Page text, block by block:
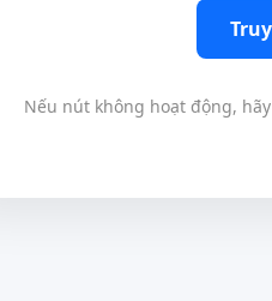
Nếu nút không hoạt động,